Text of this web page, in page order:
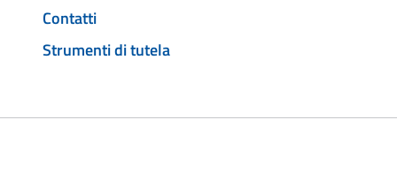
Contatti
Strumenti di tutela